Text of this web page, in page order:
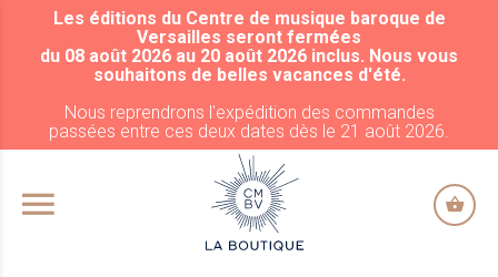
ALLER AU CONTENU PRINCIPAL
Les éditions du Centre de musique baroque de
Versailles seront fermées
du 08 août 2026 au 20 août 2026 inclus. Nous vous
souhaitons de belles vacances d'été.
Nous reprendrons l'expédition des commandes
passées entre ces deux dates dès le 21 août 2026.